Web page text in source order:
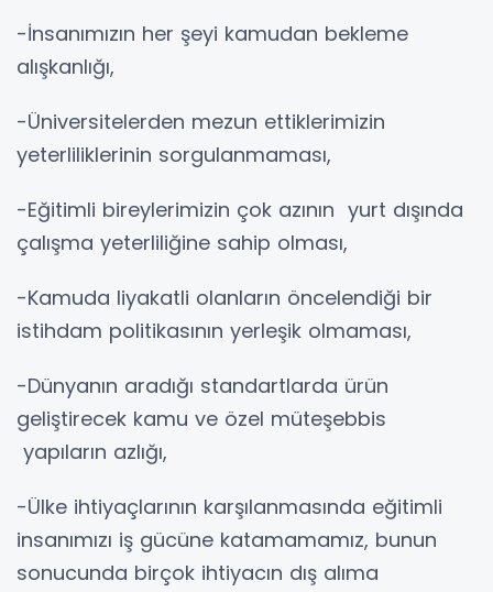
-İnsanımızın her şeyi kamudan bekleme
alışkanlığı,
-Üniversitelerden mezun ettiklerimizin
yeterliliklerinin sorgulanmaması,
-Eğitimli bireylerimizin çok azının yurt dışında
çalışma yeterliliğine sahip olması,
-Kamuda liyakatli olanların öncelendiği bir
istihdam politikasının yerleşik olmaması,
-Dünyanın aradığı standartlarda ürün
geliştirecek kamu ve özel müteşebbis
yapıların azlığı,
-Ülke ihtiyaçlarının karşılanmasında eğitimli
insanımızı iş gücüne katamamamız, bunun
sonucunda birçok ihtiyacın dış alıma